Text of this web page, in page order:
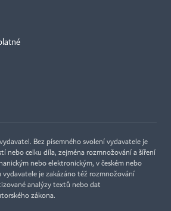
Bez písemného svolení vydavatele je
nebo celku díla, zejména rozmnožování a šíření
nebo elektronickým, v českém nebo
vydavatele je zakázáno též rozmnožování
analýzy textů nebo dat
zákona.